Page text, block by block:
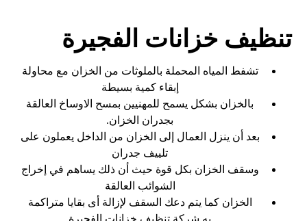
تنظيف خزانات الفجيرة
تشفط المياه المحملة بالملوثات من الخزان مع محاولة
إبقاء كمية بسيطة
بالخزان بشكل يسمح للمهنيين بمسح الاوساخ العالقة
بجدران الخزان.
بعد أن ينزل العمال إلى الخزان من الداخل يعملون على
تلييف جدران
وسقف الخزان بكل قوة حيث أن ذلك يساهم في إخراج
الشوائب العالقة
الخزان كما يتم دعك السقف لإزالة أى بقايا متراكمة